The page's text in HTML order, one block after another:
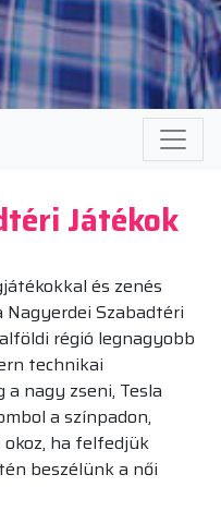
Játékok
és zenés
Szabadtéri
régió legnagyobb
technikai
nagy zseni, Tesla
a színpadon,
ha felfedjük
beszélünk a női